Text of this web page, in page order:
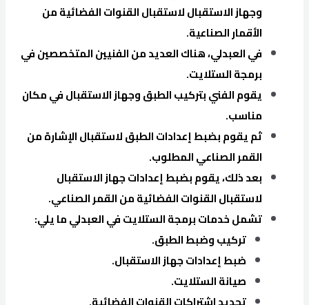
وجهاز الاستقبال لاستقبال القنوات الفضائية من
الأقمار الصناعية.
في العبدلي، هناك العديد من الفنيين المتخصصين في
برمجة الستلايت.
يقوم الفني بتركيب الطبق وجهاز الاستقبال في مكان
مناسب.
ثم يقوم بضبط إعدادات الطبق لاستقبال الإشارة من
القمر الصناعي المطلوب.
بعد ذلك، يقوم بضبط إعدادات جهاز الاستقبال
لاستقبال القنوات الفضائية من القمر الصناعي.
تشمل خدمات برمجة الستلايت في العبدلي ما يلي:
تركيب وضبط الطبق.
ضبط إعدادات جهاز الاستقبال.
صيانة الستلايت.